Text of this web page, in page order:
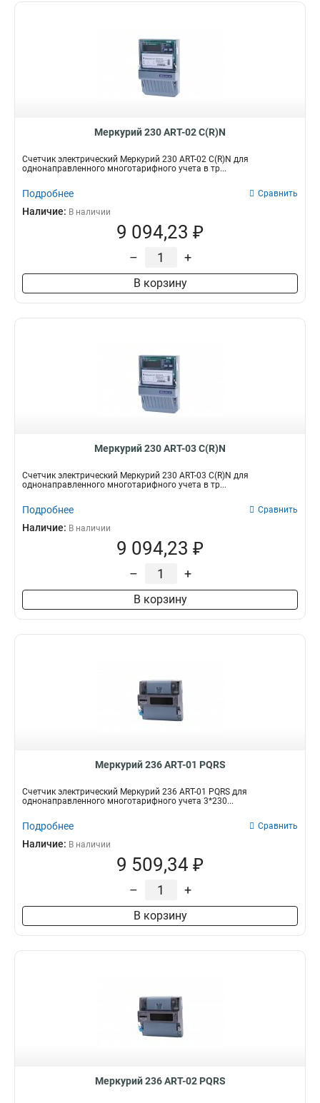
Меркурий 230 АRT-02 С(R)N
Счетчик электрический Меркурий 230 АRT-02 С(R)N для
однонаправленного многотарифного учета в тр...
Подробнее Сравнить
Наличие: В наличии
9 094,23 ₽
– +
В корзину
Меркурий 230 АRT-03 С(R)N
Счетчик электрический Меркурий 230 АRT-03 С(R)N для
однонаправленного многотарифного учета в тр...
Подробнее Сравнить
Наличие: В наличии
9 094,23 ₽
– +
В корзину
Меркурий 236 АRT-01 PQRS
Счетчик электрический Меркурий 236 АRT-01 PQRS для
однонаправленного многотарифного учета 3*230...
Подробнее Сравнить
Наличие: В наличии
9 509,34 ₽
– +
В корзину
Меркурий 236 АRT-02 PQRS